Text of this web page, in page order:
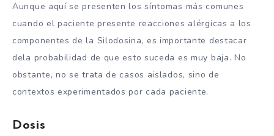
Aunque aquí se presenten los síntomas más comunes
cuando el paciente presente reacciones alérgicas a los
componentes de la Silodosina, es importante destacar
dela probabilidad de que esto suceda es muy baja. No
obstante, no se trata de casos aislados, sino de
contextos experimentados por cada paciente.
Dosis